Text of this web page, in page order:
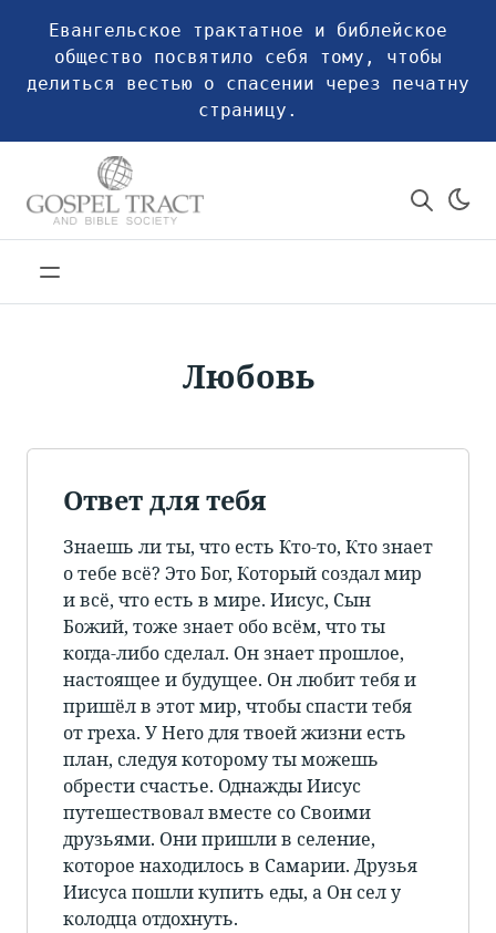
Евангельское трактатное и библейское
общество посвятило себя тому, чтобы
делиться вестью о спасении через печатну
страницу.
Любовь
Ответ для тебя
Знаешь ли ты, что есть Кто-то, Кто знает
о тебе всё? Это Бог, Который создал мир
и всё, что есть в мире. Иисус, Сын
Божий, тоже знает обо всём, что ты
когда-либо сделал. Он знает прошлое,
настоящее и будущее. Он любит тебя и
пришёл в этот мир, чтобы спасти тебя
от греха. У Него для твоей жизни есть
план, следуя которому ты можешь
обрести счастье. Однажды Иисус
путешествовал вместе со Своими
друзьями. Они пришли в селение,
которое находилось в Самарии. Друзья
Иисуса пошли купить еды, а Он сел у
колодца отдохнуть.